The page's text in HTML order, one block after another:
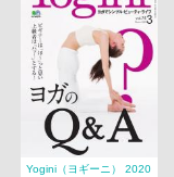
Yogini（ヨギーニ） 2020